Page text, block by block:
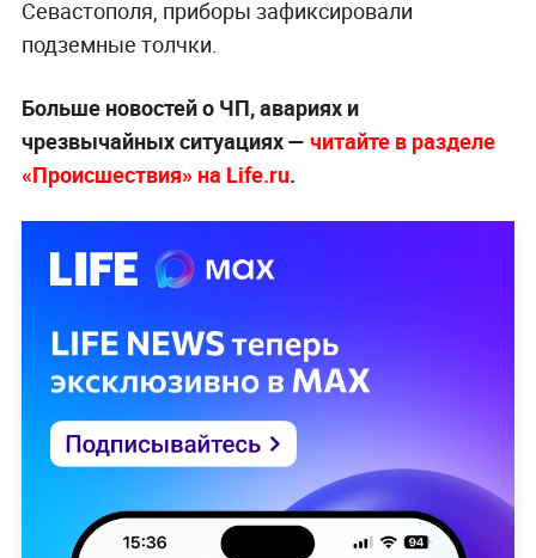
Севастополя, приборы зафиксировали
подземные толчки.
Больше новостей о ЧП, авариях и
чрезвычайных ситуациях — читайте в разделе
«Происшествия» на Life.ru.